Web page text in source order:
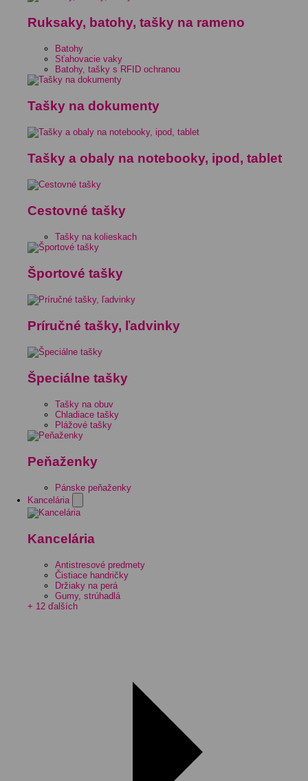
Ruksaky, batohy, tašky na rameno
Batohy
Sťahovacie vaky
Batohy, tašky s RFID ochranou
Tašky na dokumenty
Tašky a obaly na notebooky, ipod, tablet
Cestovné tašky
Tašky na kolieskach
Športové tašky
Príručné tašky, ľadvinky
Špeciálne tašky
Tašky na obuv
Chladiace tašky
Plážové tašky
Peňaženky
Pánske peňaženky
Kancelária
Kancelária
Antistresové predmety
Čistiace handričky
Držiaky na perá
Gumy, strúhadlá
+ 12 ďalších